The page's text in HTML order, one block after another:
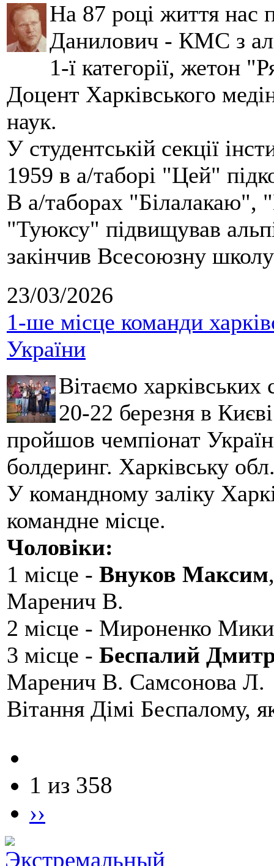
На 87 році життя нас
Данилович - КМС з
1-ї категорії, жетон
Доцент Харківського
наук.
У студентській секції
1959 в а/таборі "Цей"
В а/таборах "Білалакаю",
"Туюксу" підвищував
закінчив Всесоюзну
23/03/2026
1-ше місце команди
України
Вітаємо
20-22 березня в
пройшов чемпіонат
болдеринг. Харківську
У командному заліку
командне місце.
Чоловіки:
1 місце - Внуков Максим
Маренич В.
2 місце - Мироненко
3 місце - Беспалий
Маренич В. Самсонова Л.
Вітання Дімі Беспалому,
1 из 358
››